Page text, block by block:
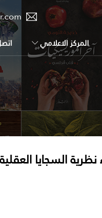
المركز الاعلامي
السجايا العقلية